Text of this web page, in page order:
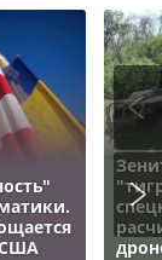
США